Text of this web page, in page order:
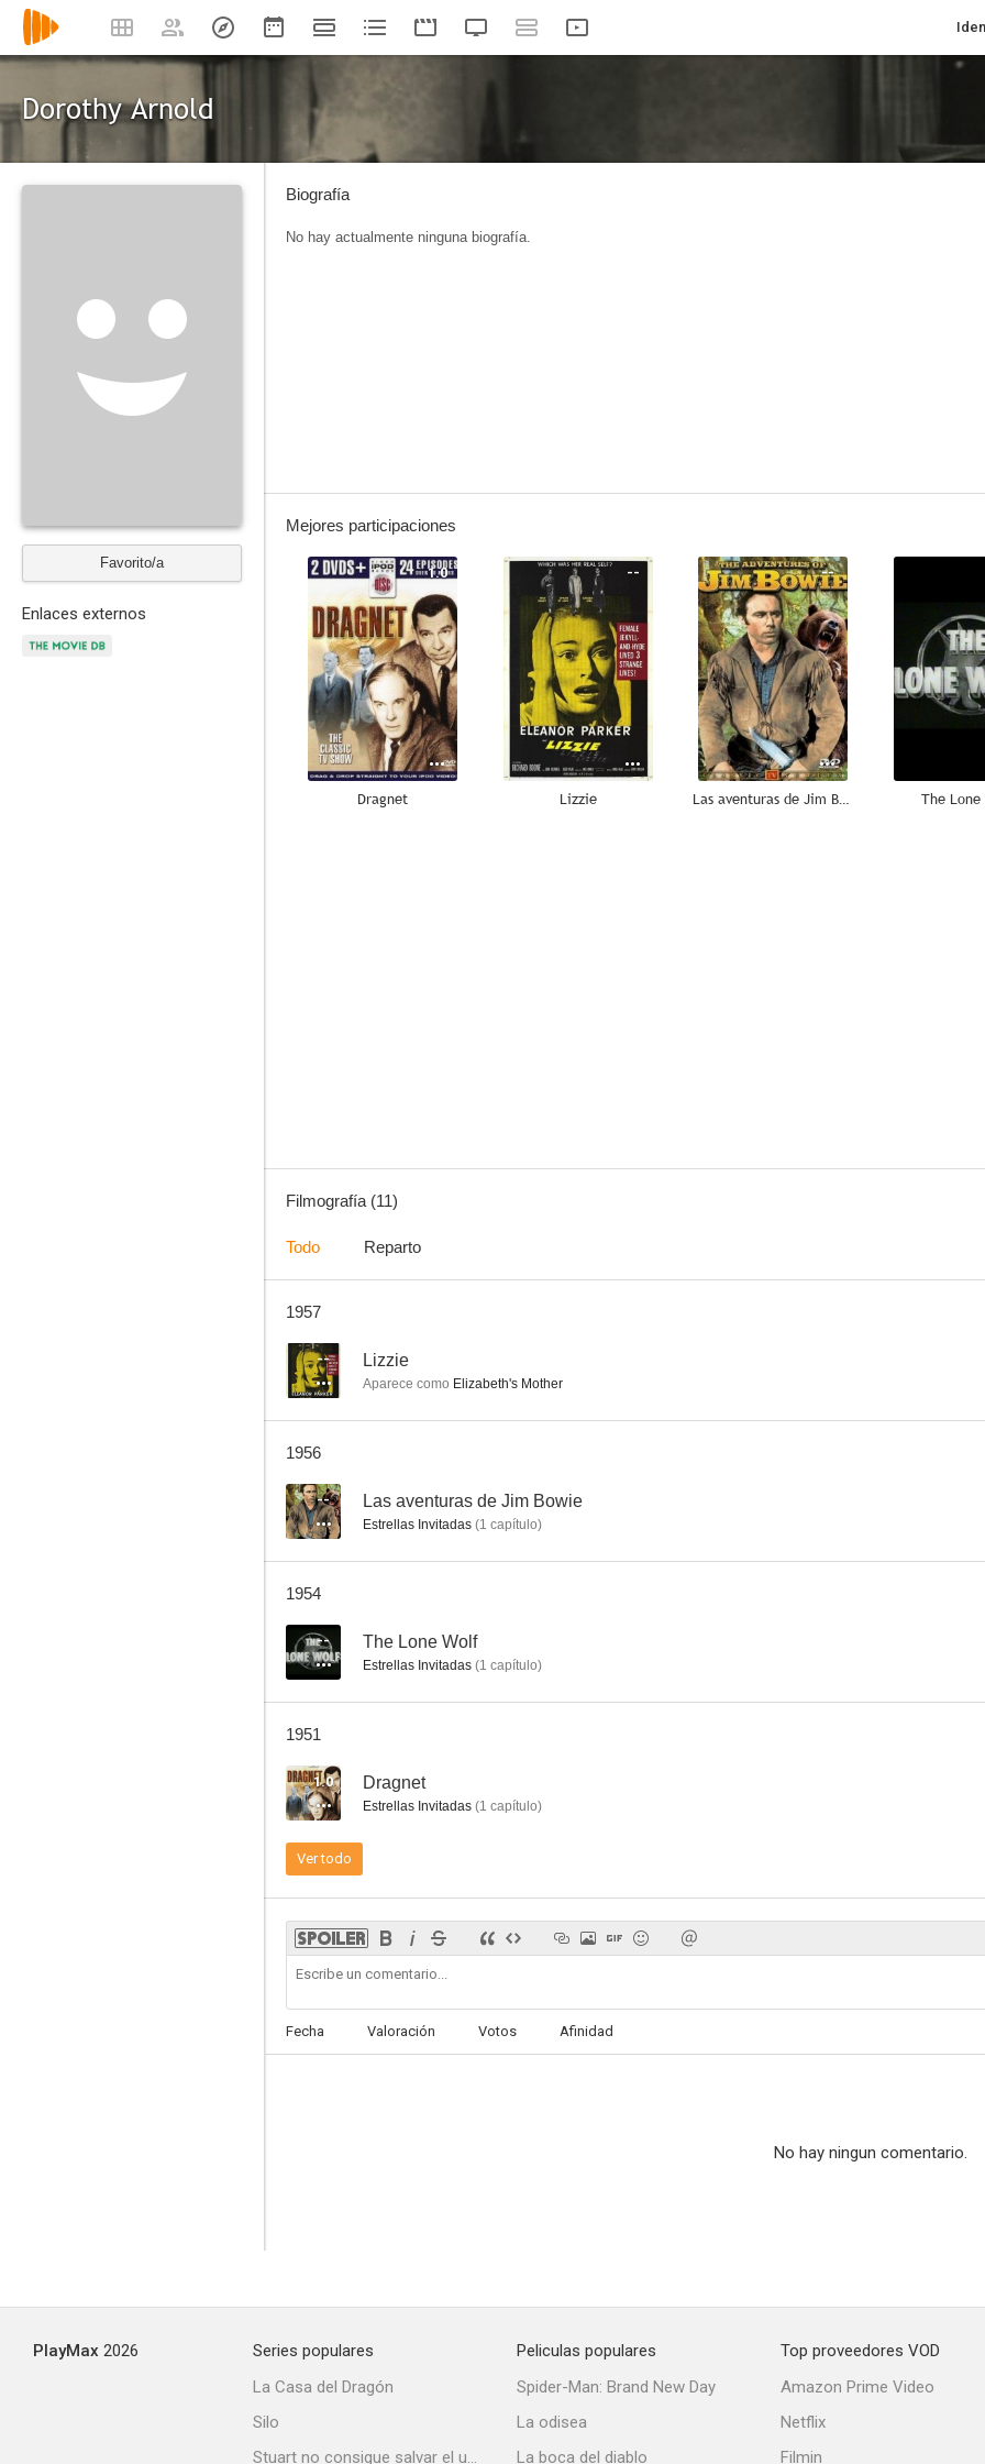
Dorothy Arnold
Favorito/a
Enlaces externos
Biografía
No hay actualmente ninguna biografía.
Mejores participaciones
1.0
Dragnet
--
Lizzie
--
Las aventuras de Jim Bowie The
Filmografía (11)
Todo Reparto
1957
-- Lizzie
Aparece como Elizabeth's Mother
1956
-- Las aventuras de Jim Bowie
Estrellas Invitadas (1 capítulo)
1954
-- The Lone Wolf
Estrellas Invitadas (1 capítulo)
1951
1.0 Dragnet
Estrellas Invitadas (1 capítulo)
Ver todo
Fecha Valoración Votos Afinidad
No hay ningun comentario.
PlayMax 2026
Series populares
La Casa del Dragón
Silo
Stuart no consigue salvar el universo
Peliculas populares
Spider-Man: Brand New Day
La odisea
La boca del diablo
Top proveedores VOD
Amazon Prime Video
Netflix
Filmin